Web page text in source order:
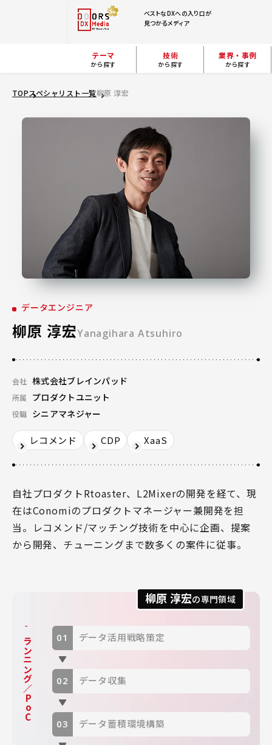
ベストなDXへの入り口が
見つかるメディア
テーマ
から探す
技術
から探す
業界・事例
から探す
TOPスペシャリスト一覧柳原 淳宏
データエンジニア
柳原 淳宏Yanagihara Atsuhiro
会社 株式会社ブレインパッド
所属 プロダクトユニット
役職 シニアマネジャー
レコメンド CDP XaaS
自社プロダクトRtoaster、L2Mixerの開発を経て、現
在はConomiのプロダクトマネージャー兼開発を担
当。レコメンド/マッチング技術を中心に企画、提案
から開発、チューニングまで数多くの案件に従事。
柳原 淳宏の専門領域
プランニング／PoC データ活用戦略策定
データ収集
データ蓄積環境構築